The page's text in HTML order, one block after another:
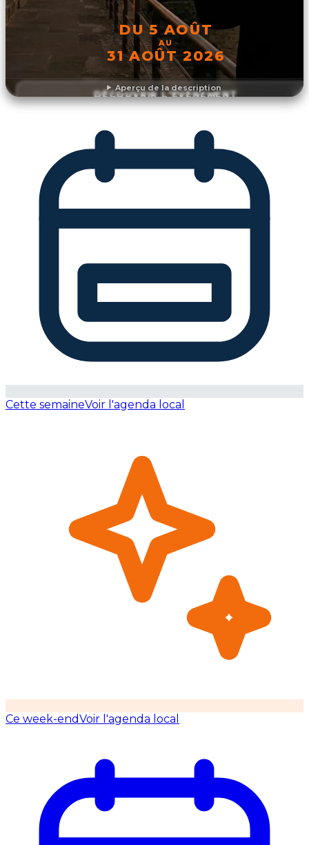
Aperçu de la description
DU 5 AOÛT
AU
31 AOÛT 2026
DÉCOUVRIR L'ÉVÉNEMENT
Cette semaineVoir l'agenda local
Ce week-endVoir l'agenda local